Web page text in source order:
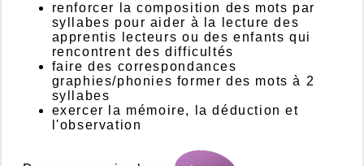
renforcer la composition des mots par
syllabes pour aider à la lecture des
apprentis lecteurs ou des enfants qui
rencontrent des difficultés
faire des correspondances
graphies/phonies former des mots à 2
syllabes
exercer la mémoire, la déduction et
l'observation